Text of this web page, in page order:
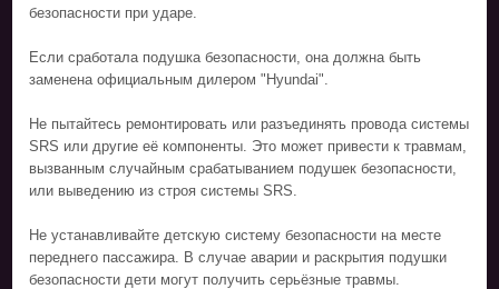
безопасности при ударе.
Если сработала подушка безопасности, она должна быть
заменена официальным дилером "Hyundai".
Не пытайтесь ремонтировать или разъединять провода системы
SRS или другие её компоненты. Это может привести к травмам,
вызванным случайным срабатыванием подушек безопасности,
или выведению из строя системы SRS.
Не устанавливайте детскую систему безопасности на месте
переднего пассажира. В случае аварии и раскрытия подушки
безопасности дети могут получить серьёзные травмы.